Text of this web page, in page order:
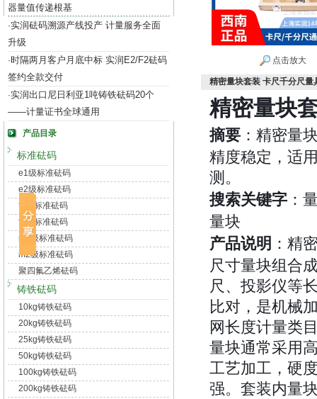
器量值传递根基
·实润砝码溯源产线投产 计量服务全面
升级
·时隔两月客户月底中标 实润E2/F2砝码
签约全款交付
·实润出口尼日利亚1吨铸铁砝码20个
——计量证书全球通用
产品目录
标准砝码
e1级标准砝码
e2级标准砝码
f1级标准砝码
f2级标准砝码
m1级标准砝码
m2级标准砝码
聚四氟乙烯砝码
铸铁砝码
10kg铸铁砝码
20kg铸铁砝码
25kg铸铁砝码
50kg铸铁砝码
100kg铸铁砝码
200kg铸铁砝码
点击放大
精密量块套装 卡尺千分尺量
精密量块
摘要 ：精密量
精度稳定，适
测。
搜索关键字 ：
量块
产品说明 ：精
尺寸量块组合
尺、投影仪等
比对，是机械
网长度计量类
量块通常采用
工艺加工，硬
强。套装内量